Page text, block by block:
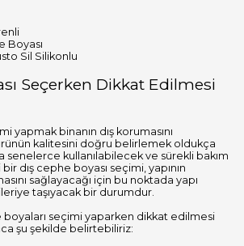
Boyası
Sil Silikonlu
Seçerken Dikkat Edilmesi
yapmak binanın dış korumasını
kalitesini doğru belirlemek oldukça
senelerce kullanılabilecek ve sürekli bakım
dış cephe boyası seçimi, yapının
sağlayacağı için bu noktada yapı
taşıyacak bir durumdur.
boyaları seçimi yaparken dikkat edilmesi
şu şekilde belirtebiliriz: